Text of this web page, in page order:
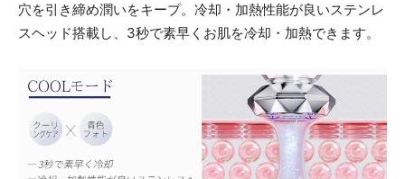
穴を引き締め潤いをキープ。冷却・加熱性能が良いステンレ
スヘッド搭載し、3秒で素早くお肌を冷却・加熱できます。